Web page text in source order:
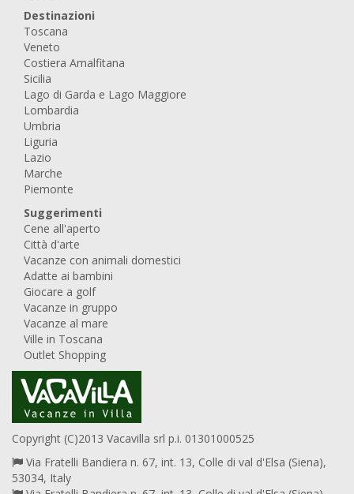
Destinazioni
Toscana
Veneto
Costiera Amalfitana
Sicilia
Lago di Garda e Lago Maggiore
Lombardia
Umbria
Liguria
Lazio
Marche
Piemonte
Suggerimenti
Cene all'aperto
Città d'arte
Vacanze con animali domestici
Adatte ai bambini
Giocare a golf
Vacanze in gruppo
Vacanze al mare
Ville in Toscana
Outlet Shopping
Copyright (C)2013 Vacavilla srl p.i. 01301000525
Via Fratelli Bandiera n. 67, int. 13, Colle di val d'Elsa (Siena),
53034, Italy